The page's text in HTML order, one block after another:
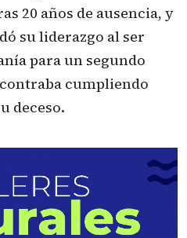
20 años de ausencia, y
su liderazgo al ser
para un segundo
cumpliendo
deceso.